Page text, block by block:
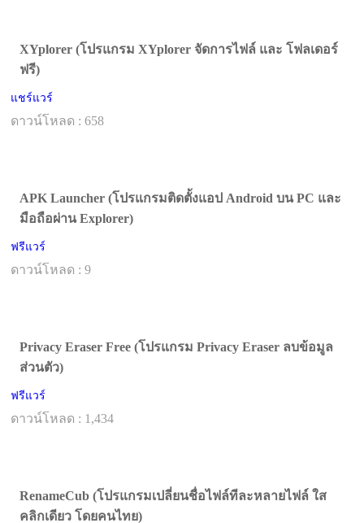
XYplorer (โปรแกรม XYplorer จัดการไฟล์ และ โฟลเดอร์
ฟรี)
แชร์แวร์
ดาวน์โหลด : 658
APK Launcher (โปรแกรมติดตั้งแอป Android บน PC และ
มือถือผ่าน Explorer)
ฟรีแวร์
ดาวน์โหลด : 9
Privacy Eraser Free (โปรแกรม Privacy Eraser ลบข้อมูล
ส่วนตัว)
ฟรีแวร์
ดาวน์โหลด : 1,434
RenameCub (โปรแกรมเปลี่ยนชื่อไฟล์ทีละหลายไฟล์ ใส
คลิกเดียว โดยคนไทย)